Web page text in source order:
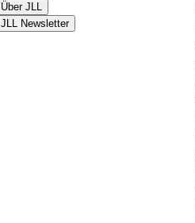
Über JLL
JLL Newsletter